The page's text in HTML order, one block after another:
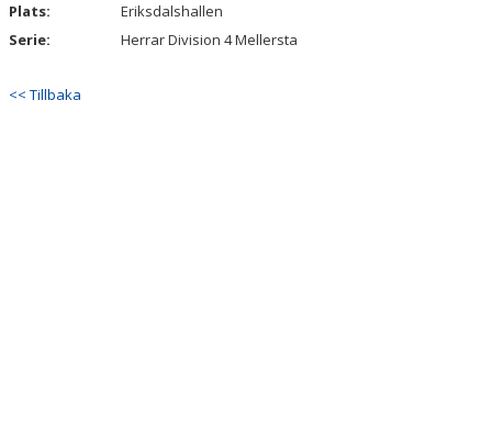
KONTAKT
Plats:
Eriksdalshallen
Serie:
Herrar Division 4 Mellersta
<< Tillbaka